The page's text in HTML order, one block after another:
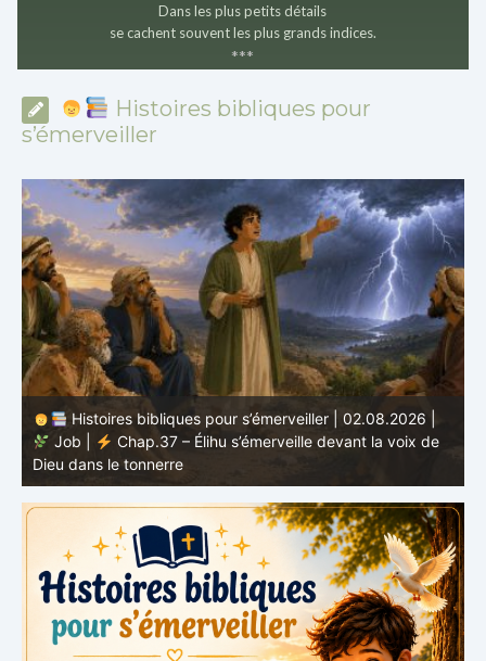
Dans les plus petits détails
se cachent souvent les plus grands indices.
***
Histoires bibliques pour
s’émerveiller
Histoires bibliques pour s’émerveiller | 01.08.2026 |
Job |
Chap.36 – Élihu continue de parler de la
grandeur de Dieu